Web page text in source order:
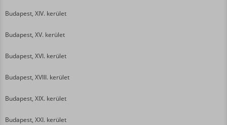
Budapest, XIV. kerület
Budapest, XV. kerület
Budapest, XVI. kerület
Budapest, XVIII. kerület
Budapest, XIX. kerület
Budapest, XXI. kerület